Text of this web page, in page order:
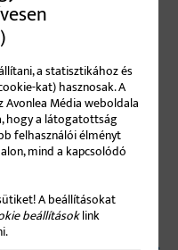
adás keretén belül.
is, Lili, így az
ha nem beszélsz
utazás egyik
Gus Pike-ot
mindig is nagyon
a statisztikához és
kat) hasznosak. A
Média weboldala
hogy a látogatottság
felhasználói élményt
mind a kapcsolódó
A beállításokat
beállításoklink